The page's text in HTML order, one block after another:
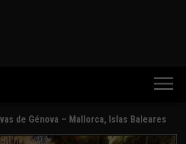
de Génova – Mallorca, Islas Baleares